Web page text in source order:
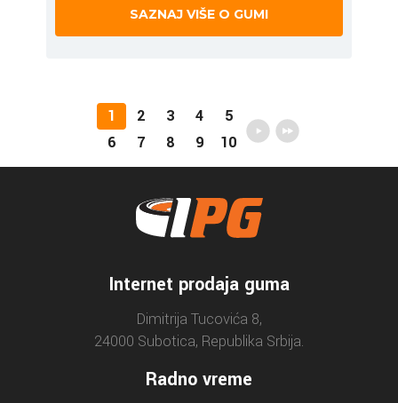
SAZNAJ VIŠE O GUMI
1 2 3 4
5
6
7 8 9 10
Internet prodaja guma
Dimitrija Tucovića 8,
24000 Subotica, Republika Srbija.
Radno vreme